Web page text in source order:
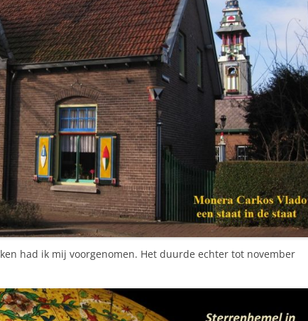
had ik mij voorgenomen. Het duurde echter tot november